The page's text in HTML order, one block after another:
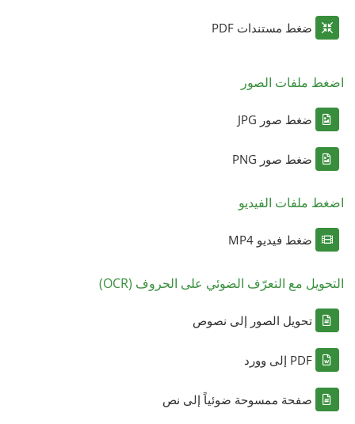
ضغط مستندات PDF
اضغط ملفات الصور
ضغط صور JPG
ضغط صور PNG
اضغط ملفات الفيديو
ضغط فيديو MP4
التحويل مع التعرّف الضوئي على الحروف (OCR)
تحويل الصور إلى نصوص
PDF إلى وورد
صفحة ممسوحة ضوئياً إلى نص